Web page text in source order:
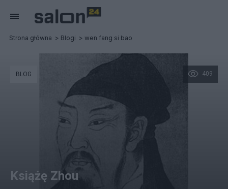
Strona główna Blogi wen fang si bao
409
BLOG
Książę Zhou